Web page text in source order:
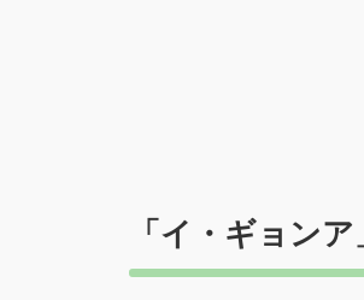
「 イ・ギョンア